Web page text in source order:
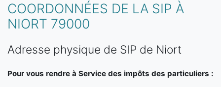
COORDONNÉES DE LA SIP À
NIORT 79000
Adresse physique de SIP de Niort
Pour vous rendre à Service des impôts des particuliers :